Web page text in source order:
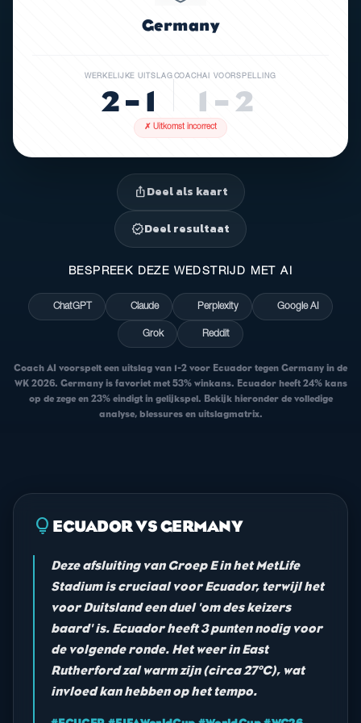
Germany
WERKELIJKE UITSLAG
2 – 1
COACHAI VOORSPELLING
1 – 2
✗ Uitkomst incorrect
ios_shareDeel als kaart
verifiedDeel resultaat
BESPREEK DEZE WEDSTRIJD MET AI
ChatGPT Claude Perplexity Google AI
Grok Reddit
Coach AI voorspelt een uitslag van 1-2 voor Ecuador tegen Germany in de
WK 2026. Germany is favoriet met 53% winkans. Ecuador heeft 24% kans
op de zege en 23% eindigt in gelijkspel. Bekijk hieronder de volledige
analyse, blessures en uitslagmatrix.
lightbulb ECUADOR VS GERMANY
Deze afsluiting van Groep E in het MetLife
Stadium is cruciaal voor Ecuador, terwijl het
voor Duitsland een duel 'om des keizers
baard' is. Ecuador heeft 3 punten nodig voor
de volgende ronde. Het weer in East
Rutherford zal warm zijn (circa 27°C), wat
invloed kan hebben op het tempo.